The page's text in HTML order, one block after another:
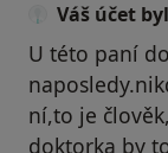
Váš účet
U této paní
ní,to je
doktorka by